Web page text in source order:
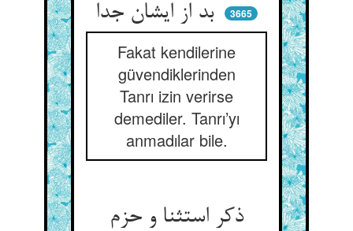
بد از ایشان جدا
3665
Fakat kendilerine
güvendiklerinden
Tanrı izin verirse
demediler. Tanrı’yı
anmadılar bile.
ذکر استثنا و حزم